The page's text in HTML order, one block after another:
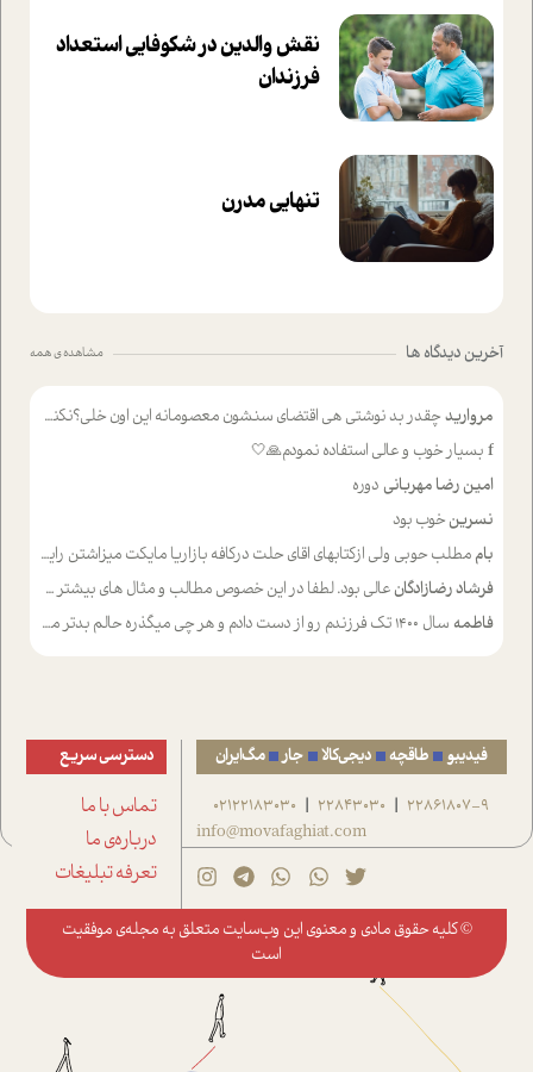
نقش والدین در شکوفا‌یی ا‌ستعداد
فرزندان‌
تنهایی مدرن
آخرین دیدگاه ها مشاهده ی همه
مروارید چقدر بد نوشتی هی اقتضای سنشون معصومانه این اون خلی؟نکنه تا چهل سالگی پوشکت میکردن و شیر میخوردی که به اینا میگی کودک
f بسیار خوب و عالی استفاده نمودم🙏🤍
امین رضا مهربانی دوره
نسرینخوب بود
بام مطلب حوبی ولی ازکتابهای اقای حلت درکافه بازاریا مایکت میزاشتن رایگان خوب بود ولی هرکدام خلاصه شده ش تومجله از طریق سایت هم خوبه اینکه درزیر اخرصفحه گذاشته شده خب ادم خبره میره نصب میکنه میخونه ولی هرکسی گوشیش ظرفیتش نداره باتشکر
فرشاد رضازادگان عالی بود. لطفا در این خصوص مطالب و مثال های بیشتر ی ارایه دهید
فاطمه سال ۱۴۰۰ تک فرزندم رو از دست دادم و هر چی میگذره حالم بدتر میشه و دلتنگتر تنایی رو ترجیح دادم و معاشرت برام سخت شده
فیدیبو طاقچه دیجی‌کالا جار مگ‌ایران
22861807-9
|
22843030
|
02122183030
info@movafaghiat.com
دسترسی سریع
تماس با ما
درباره‌ی ما
تعرفه تبلیغات
© کلیه حقوق مادی و معنوی این وب‌سایت متعلق به مجله‌ی موفقیت
است